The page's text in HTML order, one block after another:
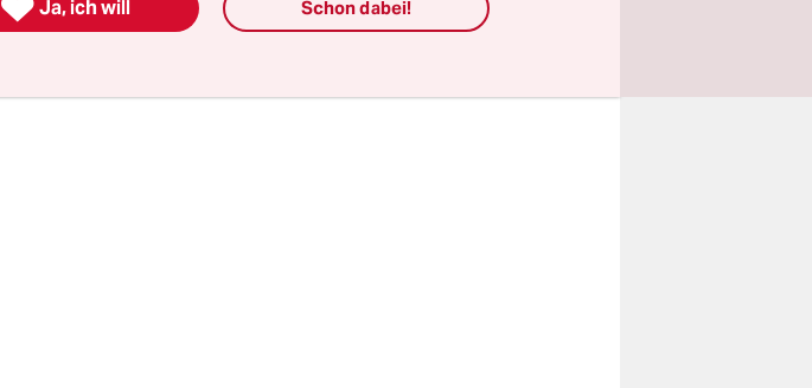
 Ja, ich will Schon dabei!